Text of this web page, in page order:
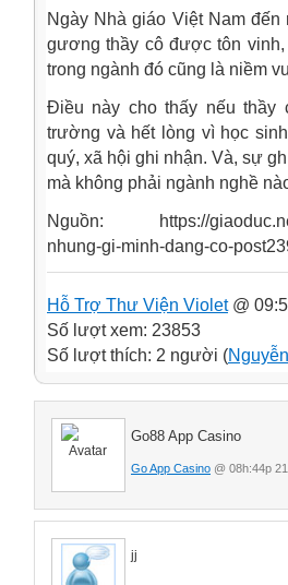
Ngày Nhà giáo Việt Nam
gương thầy cô được tôn
trong ngành đó cũng là niềm
Điều này cho thấy nếu thầy
trường và hết lòng vì học
quý, xã hội ghi nhận. Và, sự
mà không phải ngành nghề
Nguồn: https://
nhung-gi-minh-dang-co-
Hỗ Trợ Thư Viện Violet@
Số lượt xem: 23853
Số lượt thích: 2 người (
Go88 App Casino
Go App Casino @ 08h:44p
jj